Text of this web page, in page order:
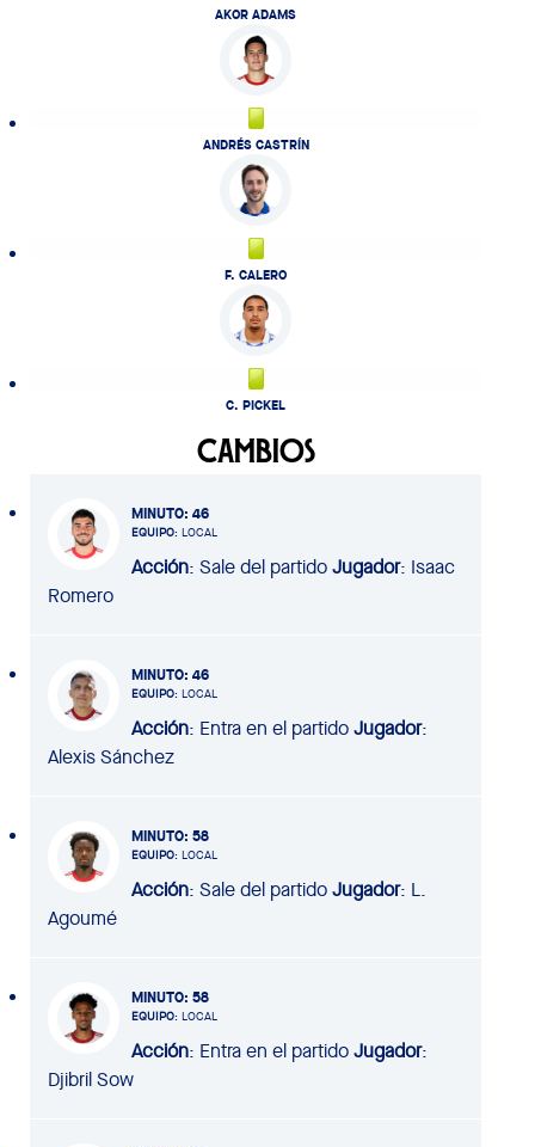
AKOR ADAMS
ANDRÉS CASTRÍN
F. CALERO
C. PICKEL
CAMBIOS
MINUTO: 46
EQUIPO: LOCAL
Acción: Sale del partidoJugador: Isaac
Romero
MINUTO: 46
EQUIPO: LOCAL
Acción: Entra en el partidoJugador:
Alexis Sánchez
MINUTO: 58
EQUIPO: LOCAL
Acción: Sale del partidoJugador: L.
Agoumé
MINUTO: 58
EQUIPO: LOCAL
Acción: Entra en el partidoJugador:
Djibril Sow